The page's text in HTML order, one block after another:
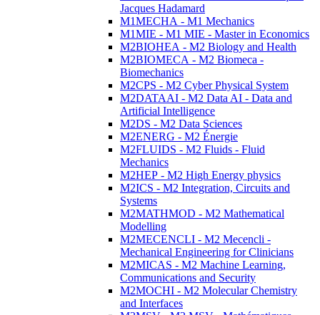
Jacques Hadamard
M1MECHA - M1 Mechanics
M1MIE - M1 MIE - Master in Economics
M2BIOHEA - M2 Biology and Health
M2BIOMECA - M2 Biomeca -
Biomechanics
M2CPS - M2 Cyber Physical System
M2DATAAI - M2 Data AI - Data and
Artificial Intelligence
M2DS - M2 Data Sciences
M2ENERG - M2 Énergie
M2FLUIDS - M2 Fluids - Fluid
Mechanics
M2HEP - M2 High Energy physics
M2ICS - M2 Integration, Circuits and
Systems
M2MATHMOD - M2 Mathematical
Modelling
M2MECENCLI - M2 Mecencli -
Mechanical Engineering for Clinicians
M2MICAS - M2 Machine Learning,
Communications and Security
M2MOCHI - M2 Molecular Chemistry
and Interfaces